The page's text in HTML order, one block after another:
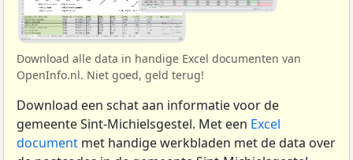
Download alle data in handige Excel documenten van
OpenInfo.nl. Niet goed, geld terug!
Download een schat aan informatie voor de
gemeente Sint-Michielsgestel. Met een Excel
document met handige werkbladen met de data over